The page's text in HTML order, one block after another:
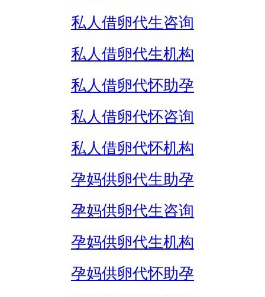
私人借卵代生咨询
私人借卵代生机构
私人借卵代怀助孕
私人借卵代怀咨询
私人借卵代怀机构
孕妈供卵代生助孕
孕妈供卵代生咨询
孕妈供卵代生机构
孕妈供卵代怀助孕